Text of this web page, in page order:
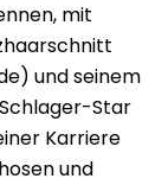
mit
und seinem
Star
Karriere
und